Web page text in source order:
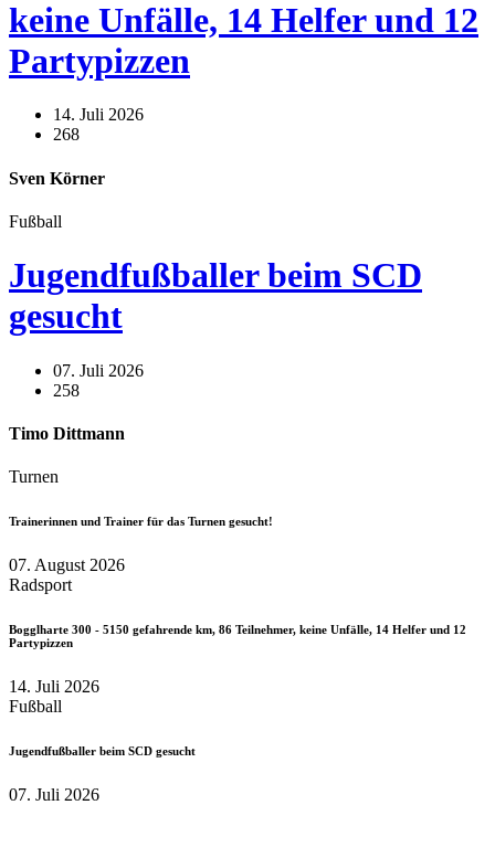
keine Unfälle, 14 Helfer und 12
Partypizzen
14. Juli 2026
268
Sven Körner
Fußball
Jugendfußballer beim SCD
gesucht
07. Juli 2026
258
Timo Dittmann
Turnen
Trainerinnen und Trainer für das Turnen gesucht!
07. August 2026
Radsport
Bogglharte 300 - 5150 gefahrende km, 86 Teilnehmer, keine Unfälle, 14 Helfer und 12
Partypizzen
14. Juli 2026
Fußball
Jugendfußballer beim SCD gesucht
07. Juli 2026